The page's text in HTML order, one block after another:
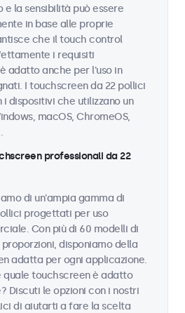
e la sensibilità può essere
in base alle proprie
che il touch control
i requisiti
adatto anche per l'uso in
I touchscreen da 22 pollici
dispositivi che utilizzano un
macOS, ChromeOS,
professionali da 22
di un'ampia gamma di
progettati per uso
Con più di 60 modelli di
disponiamo della
adatta per ogni applicazione.
quale touchscreen è adatto
Discuti le opzioni con i nostri
di aiutarti a fare la scelta